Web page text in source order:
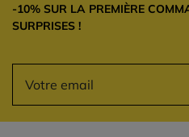
-10% SUR LA PREMIÈRE
SURPRISES !